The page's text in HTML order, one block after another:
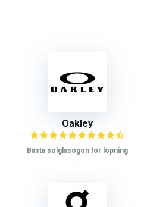
Oakley
Bästa solglasögon för löpning